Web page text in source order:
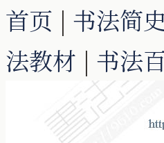
首页 | 书法简
法教材 | 书法